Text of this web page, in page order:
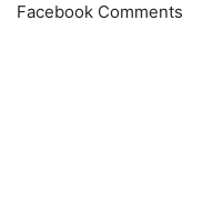
Facebook Comments